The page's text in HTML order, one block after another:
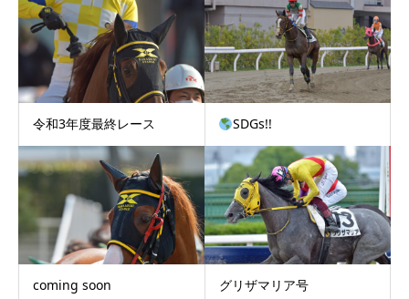
令和3年度最終レース SDGs!!
coming soon グリザマリア号